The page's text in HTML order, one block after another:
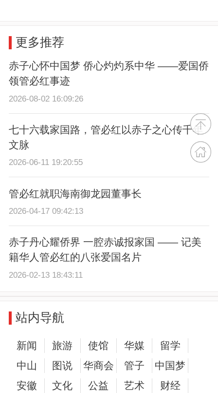
更多推荐
赤子心怀中国梦 侨心灼灼系中华 ——爱国侨
领管必红事迹
2026-08-02 16:09:26
七十六载家国路，管必红以赤子之心传千年
文脉
2026-06-11 19:20:55
管必红就职海南御龙园董事长
2026-04-17 09:42:13
赤子丹心耀侨界 一腔赤诚报家国 —— 记美
籍华人管必红的八张爱国名片
2026-02-13 18:43:11
站内导航
新闻 旅游 使馆 华媒
留学
中山
图说 华商会 管子
中国梦
安徽
文化 公益 艺术 财经